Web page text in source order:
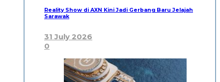
Reality Show di AXN Kini Jadi Gerbang Baru Jelajah
Sarawak
31 July 2026
0